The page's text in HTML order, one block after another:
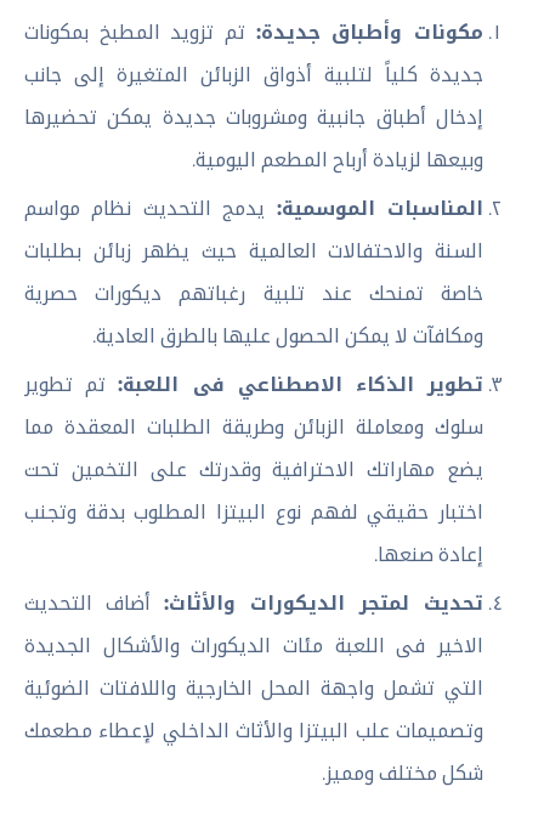
مكونات وأطباق جديدة: تم تزويد المطبخ بمكونات
جديدة كلياً لتلبية أذواق الزبائن المتغيرة إلى جانب
إدخال أطباق جانبية ومشروبات جديدة يمكن تحضيرها
وبيعها لزيادة أرباح المطعم اليومية.
المناسبات الموسمية: يدمج التحديث نظام مواسم
السنة والاحتفالات العالمية حيث يظهر زبائن بطلبات
خاصة تمنحك عند تلبية رغباتهم ديكورات حصرية
ومكافآت لا يمكن الحصول عليها بالطرق العادية.
تطوير الذكاء الاصطناعي فى اللعبة:تم تطوير
سلوك ومعاملة الزبائن وطريقة الطلبات المعقدة مما
يضع مهاراتك الاحترافية وقدرتك على التخمين تحت
اختبار حقيقي لفهم نوع البيتزا المطلوب بدقة وتجنب
إعادة صنعها.
تحديث لمتجر الديكورات والأثاث: أضاف التحديث
الاخير فى اللعبة مئات الديكورات والأشكال الجديدة
التي تشمل واجهة المحل الخارجية واللافتات الضوئية
وتصميمات علب البيتزا والأثاث الداخلي لإعطاء مطعمك
شكل مختلف ومميز.